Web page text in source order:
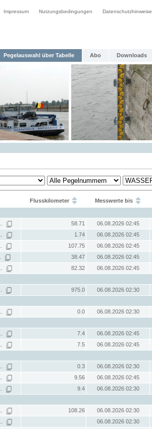
Impressum Nutzungsbedingungen Datenschutzhinweise
Pegelauswahl über Tabelle Abo Downloads
Flusskilometer Messwerte bis
58.71
06.08.2026 02:45
1.74
06.08.2026 02:45
107.75
06.08.2026 02:45
38.47
06.08.2026 02:45
82.32
06.08.2026 02:45
975.0
06.08.2026 02:30
0.0
06.08.2026 02:30
7.4
06.08.2026 02:45
7.5
06.08.2026 02:45
0.3
06.08.2026 02:30
9.56
06.08.2026 02:45
9.4
06.08.2026 02:30
108.26
06.08.2026 02:30
06.08.2026 02:30